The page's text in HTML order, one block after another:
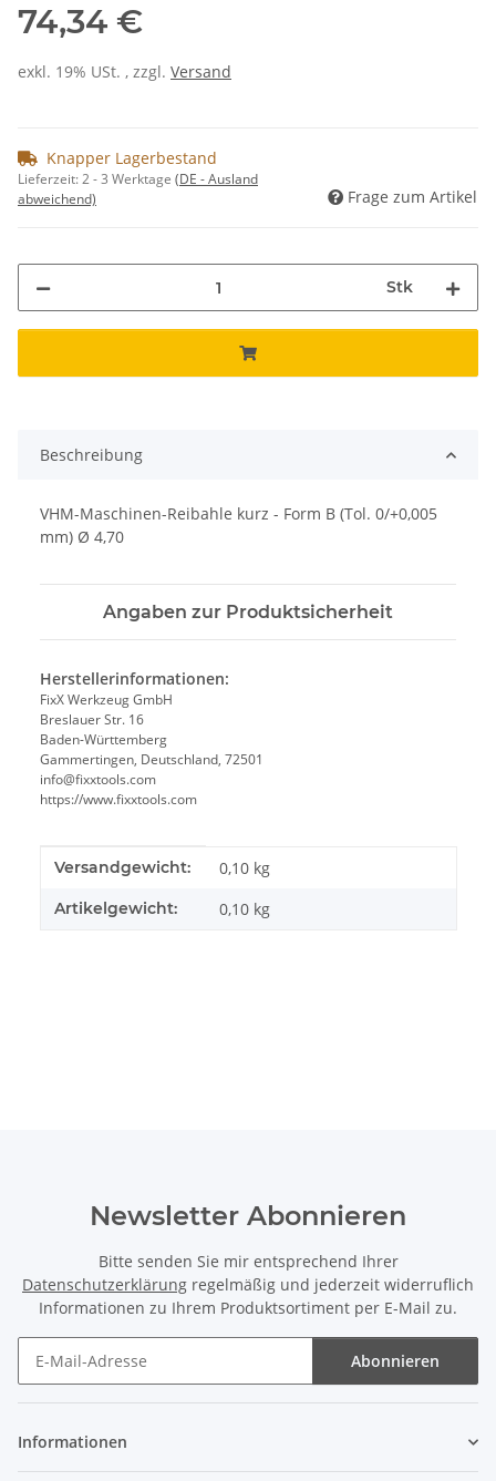
74,34 €
exkl. 19% USt. , zzgl. Versand
Knapper Lagerbestand
Lieferzeit:2 - 3 Werktage (DE - Ausland
abweichend)
Frage zum Artikel
Stk
Beschreibung
VHM-Maschinen-Reibahle kurz - Form B (Tol. 0/+0,005
mm) Ø 4,70
Angaben zur Produktsicherheit
Herstellerinformationen:
FixX Werkzeug GmbH
Breslauer Str. 16
Baden-Württemberg
Gammertingen, Deutschland, 72501
info@fixxtools.com
https://www.fixxtools.com
Produkteigenschaft
Wert
Versandgewicht: 0,10 kg
Artikelgewicht: 0,10 kg
Newsletter Abonnieren
Bitte senden Sie mir entsprechend Ihrer
Datenschutzerklärung regelmäßig und jederzeit widerruflich
Informationen zu Ihrem Produktsortiment per E-Mail zu.
Abonnieren
Informationen